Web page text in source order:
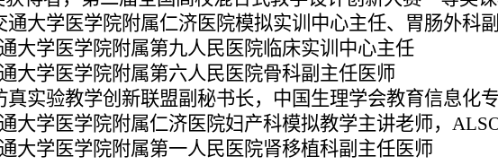
通大学医学院附属仁济医院模拟实训中心主任、胃肠外科
通大学医学院附属第九人民医院临床实训中心主任
通大学医学院附属第六人民医院骨科副主任医师
真实验教学创新联盟副秘书长，中国生理学会教育信息化
通大学医学院附属仁济医院妇产科模拟教学主讲老师，
通大学医学院附属第一人民医院肾移植科副主任医师